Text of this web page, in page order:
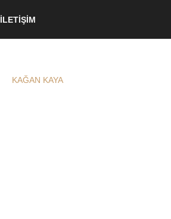
İLETİŞİM
KAĞAN KAYA